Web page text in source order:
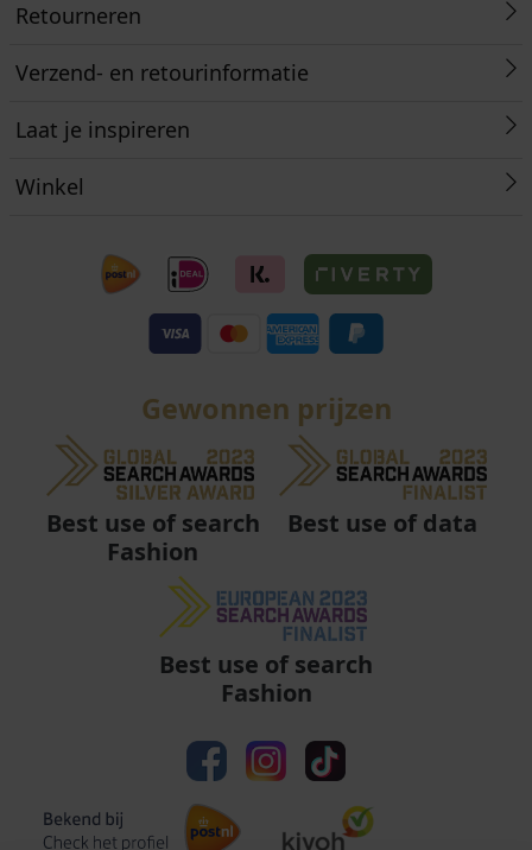
Retourneren
Verzend- en retourinformatie
Laat je inspireren
Winkel
Gewonnen prijzen
Best use of search
Fashion
Best use of data
Best use of search
Fashion